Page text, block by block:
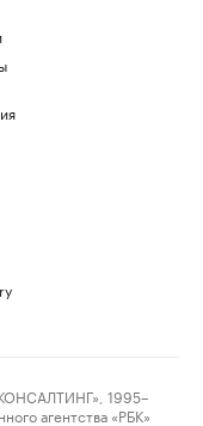
1995–
агентства «РБК»